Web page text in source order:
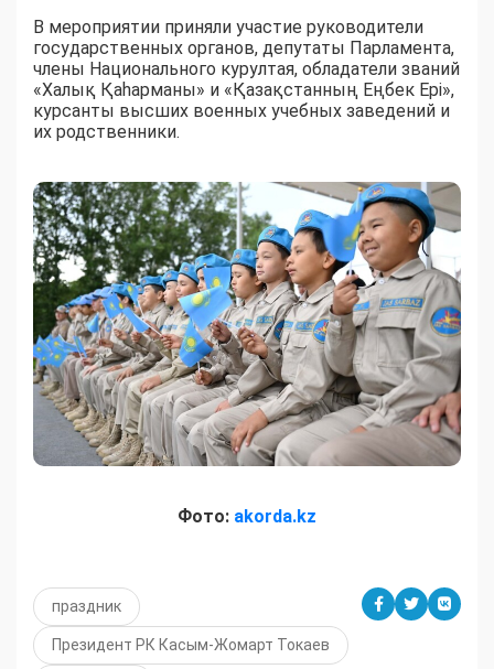
В мероприятии приняли участие руководители
государственных органов, депутаты Парламента,
члены Национального курултая, обладатели званий
«Халық Қаһарманы» и «Қазақстанның Еңбек Ері»,
курсанты высших военных учебных заведений и
их родственники.
Фото: akorda.kz
праздник
Президент РК Касым-Жомарт Токаев